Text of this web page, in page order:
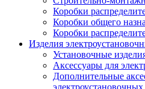
Коробки
Коробки общего
Коробки
Изделия
Установочные
Аксессуары для
Дополнительные